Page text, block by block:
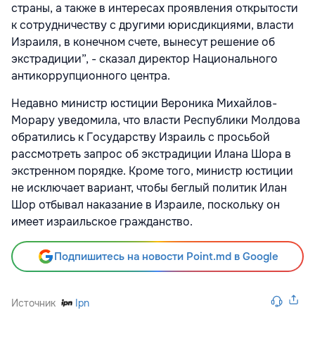
страны, а также в интересах проявления открытости
к сотрудничеству с другими юрисдикциями, власти
Израиля, в конечном счете, вынесут решение об
экстрадиции”, - сказал директор Национального
антикоррупционного центра.
Недавно министр юстиции Вероника Михайлов-
Морару уведомила, что власти Республики Молдова
обратились к Государству Израиль с просьбой
рассмотреть запрос об экстрадиции Илана Шора в
экстренном порядке. Кроме того, министр юстиции
не исключает вариант, чтобы беглый политик Илан
Шор отбывал наказание в Израиле, поскольку он
имеет израильское гражданство.
Подпишитесь на новости Point.md в Google
Источник Ipn